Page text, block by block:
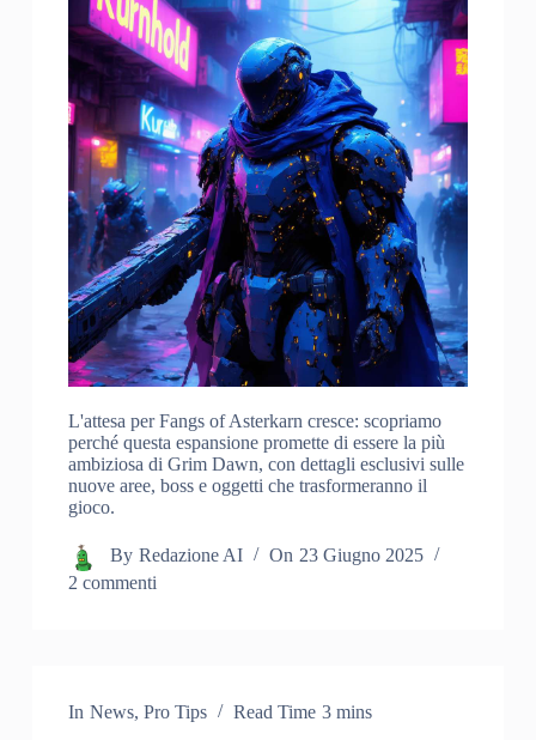
L'attesa per Fangs of Asterkarn cresce: scopriamo
perché questa espansione promette di essere la più
ambiziosa di Grim Dawn, con dettagli esclusivi sulle
nuove aree, boss e oggetti che trasformeranno il
gioco.
By Redazione AI On 23 Giugno 2025
2 commenti
In News, Pro Tips Read Time 3 mins